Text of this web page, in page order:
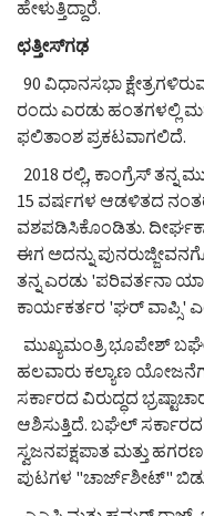
ಹೇಳುತ್ತಿದ್ದಾರೆ.
ಛತ್ತೀಸ್‌ಗಢ
90 ವಿಧಾನಸಭಾ
ರಂದು ಎರಡು ಹಂತಗಳಲ್ಲಿ
ಫಲಿತಾಂಶ ಪ್ರಕಟವಾಗಲಿದೆ.
2018 ರಲ್ಲಿ, ಕಾಂಗ್ರೆಸ್ ತನ್ನ
15 ವರ್ಷಗಳ ಆಡಳಿತದ
ವಶಪಡಿಸಿಕೊಂಡಿತು.
ಈಗ ಅದನ್ನು
ತನ್ನ ಎರಡು 'ಪರಿವರ್ತನಾ
ಕಾರ್ಯಕರ್ತರ 'ಘರ್ ವಾಪ್ಸಿ'
ಮುಖ್ಯಮಂತ್ರಿ ಭೂಪೇಶ್
ಹಲವಾರು ಕಲ್ಯಾಣ
ಸರ್ಕಾರದ ವಿರುದ್ಧದ
ಆಶಿಸುತ್ತಿದೆ. ಬಘೆಲ್
ಸ್ವಜನಪಕ್ಷಪಾತ ಮತ್ತು
ಪುಟಗಳ "ಚಾರ್ಜ್‌ಶೀಟ್"